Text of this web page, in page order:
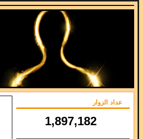
عداد الزوار
1,897,182